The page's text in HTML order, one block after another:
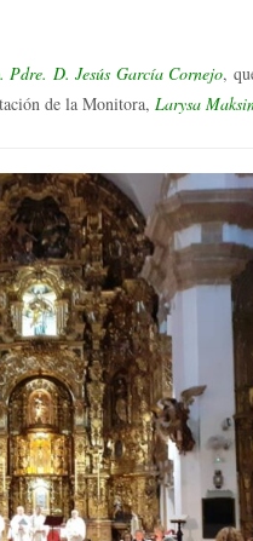
Pdre. D. Jesús García Cornejo,
de la Monitora, Larysa